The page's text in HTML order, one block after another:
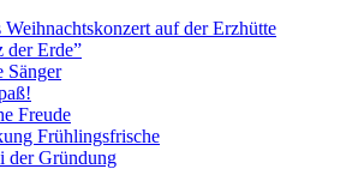
auf der Erzhütte
der Erde”
Sänger
Freude
Frühlingsfrische
der Gründung